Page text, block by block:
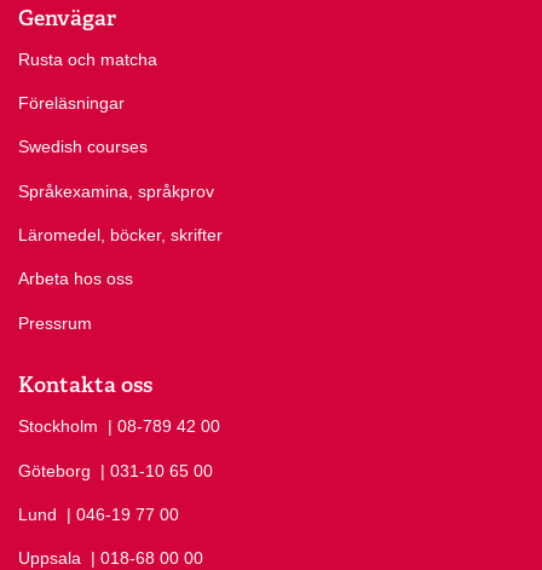
Genvägar
Rusta och matcha
Föreläsningar
Swedish courses
Språkexamina, språkprov
Läromedel, böcker, skrifter
Arbeta hos oss
Pressrum
Kontakta oss
Stockholm Ring Stockholm på
| 08-789 42 00
Göteborg Ring Göteborg på
| 031-10 65 00
Lund Ring Lund på
| 046-19 77 00
Uppsala Ring Uppsala på
| 018-68 00 00